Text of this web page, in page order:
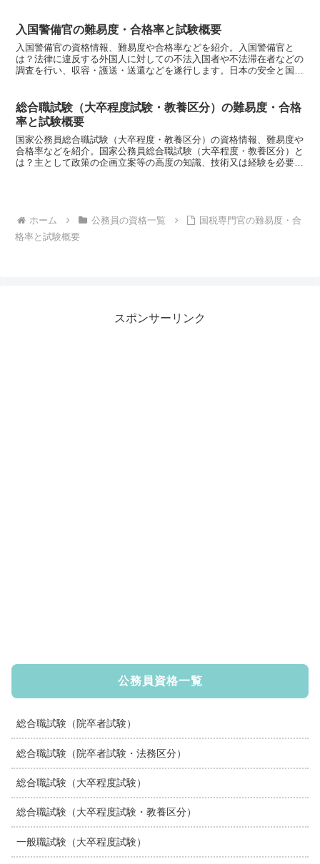
入国警備官の難易度・合格率と試験概要
入国警備官の資格情報、難易度や合格率などを紹介。入国警備官と
は？法律に違反する外国人に対しての不法入国者や不法滞在者などの
調査を行い、収容・護送・送還などを遂行します。日本の安全と国民
総合職試験（大卒程度試験・教養区分）の難易度・合格
率と試験概要
国家公務員総合職試験（大卒程度・教養区分）の資格情報、難易度や
合格率などを紹介。国家公務員総合職試験（大卒程度・教養区分）と
は？主として政策の企画立案等の高度の知識、技術又は経験を必要と
ホーム 公務員の資格一覧
国税専門官の難易度・合
格率と試験概要
スポンサーリンク
公務員資格一覧
総合職試験（院卒者試験）
総合職試験（院卒者試験・法務区分）
総合職試験（大卒程度試験）
総合職試験（大卒程度試験・教養区分）
一般職試験（大卒程度試験）